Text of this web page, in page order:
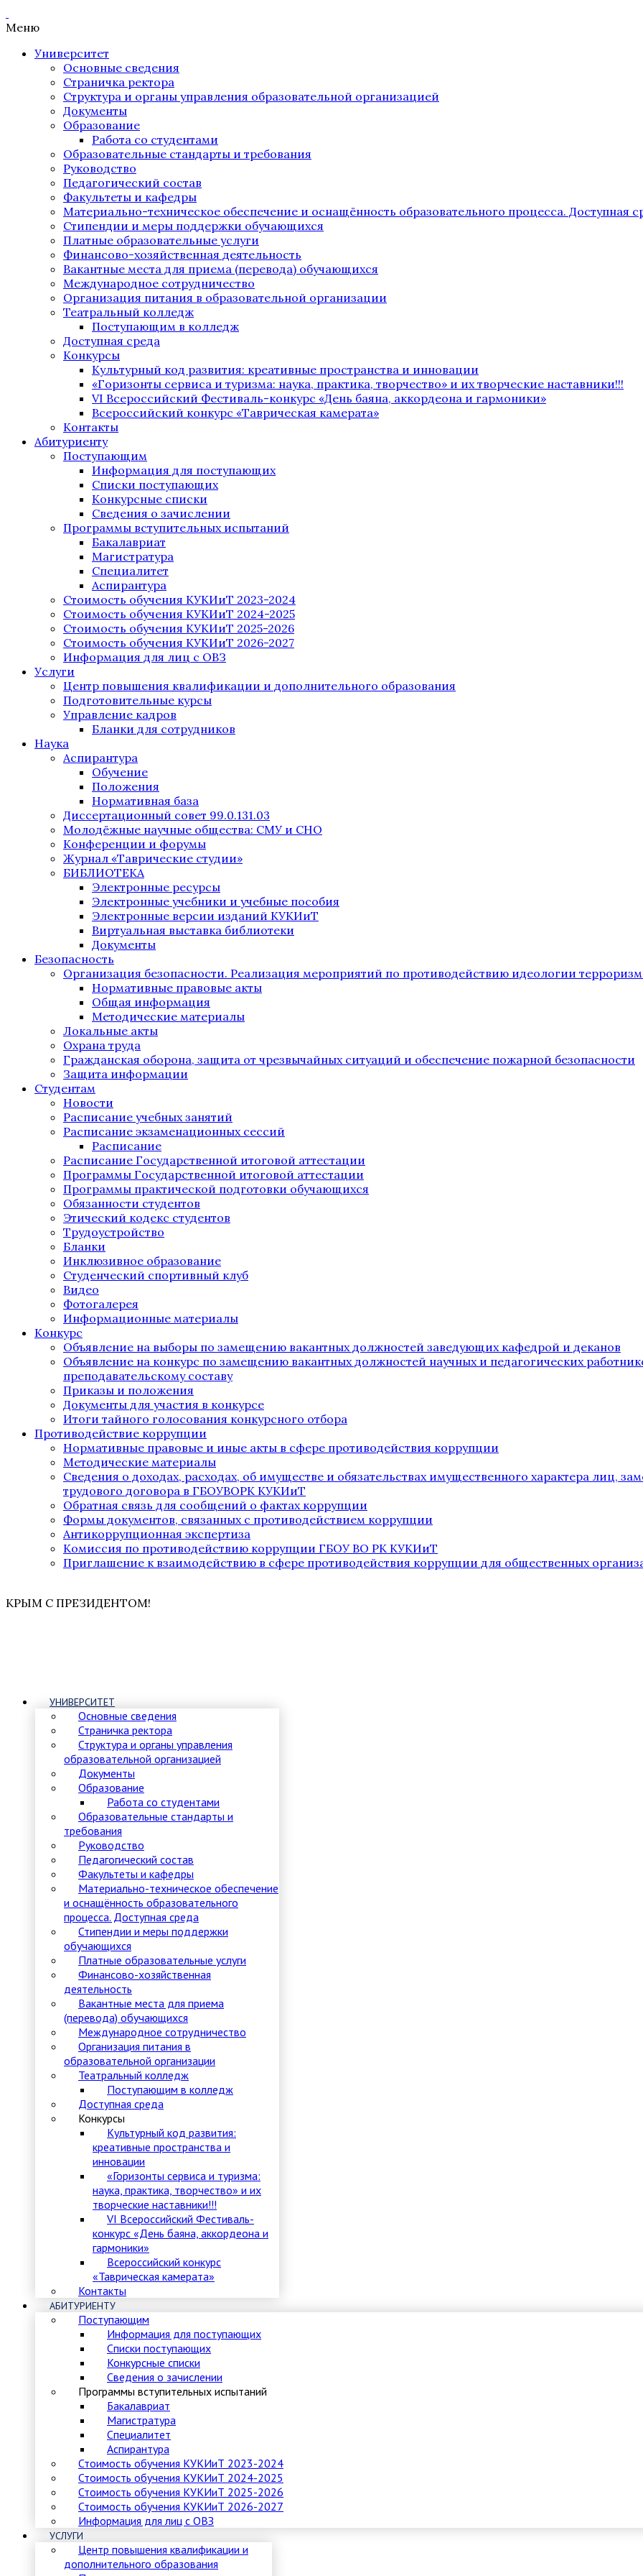
Меню
Университет
Основные сведения
Страничка ректора
Структура и органы управления образовательной организацией
Документы
Образование
Работа со студентами
Образовательные стандарты и требования
Руководство
Педагогический состав
Факультеты и кафедры
Материально-техническое обеспечение и оснащённость образовательного процесса. Доступная
Стипендии и меры поддержки обучающихся
Платные образовательные услуги
Финансово-хозяйственная деятельность
Вакантные места для приема (перевода) обучающихся
Международное сотрудничество
Организация питания в образовательной организации
Театральный колледж
Поступающим в колледж
Доступная среда
Конкурсы
Культурный код развития: креативные пространства и инновации
«Горизонты сервиса и туризма: наука, практика, творчество» и их творческие наставники!!!
VI Всероссийский Фестиваль-конкурс «День баяна, аккордеона и гармоники»
Всероссийский конкурс «Таврическая камерата»
Контакты
Абитуриенту
Поступающим
Информация для поступающих
Списки поступающих
Конкурсные списки
Сведения о зачислении
Программы вступительных испытаний
Бакалавриат
Магистратура
Специалитет
Аспирантура
Стоимость обучения КУКИиТ 2023-2024
Стоимость обучения КУКИиТ 2024-2025
Стоимость обучения КУКИиТ 2025-2026
Стоимость обучения КУКИиТ 2026-2027
Информация для лиц с ОВЗ
Услуги
Центр повышения квалификации и дополнительного образования
Подготовительные курсы
Управление кадров
Бланки для сотрудников
Наука
Аспирантура
Обучение
Положения
Нормативная база
Диссертационный совет 99.0.131.03
Молодёжные научные общества: СМУ и СНО
Конференции и форумы
Журнал «Таврические студии»
БИБЛИОТЕКА
Электронные ресурсы
Электронные учебники и учебные пособия
Электронные версии изданий КУКИиТ
Виртуальная выставка библиотеки
Документы
Безопасность
Организация безопасности. Реализация мероприятий по противодействию идеологии
Нормативные правовые акты
Общая информация
Методические материалы
Локальные акты
Охрана труда
Гражданская оборона, защита от чрезвычайных ситуаций и обеспечение пожарной безопасности
Защита информации
Студентам
Новости
Расписание учебных занятий
Расписание экзаменационных сессий
Расписание
Расписание Государственной итоговой аттестации
Программы Государственной итоговой аттестации
Программы практической подготовки обучающихся
Обязанности студентов
Этический кодекс студентов
Трудоустройство
Бланки
Инклюзивное образование
Студенческий спортивный клуб
Видео
Фотогалерея
Информационные материалы
Конкурс
Объявление на выборы по замещению вакантных должностей заведующих кафедрой и деканов
Объявление на конкурс по замещению вакантных должностей научных и педагогических
преподавательскому составу
Приказы и положения
Документы для участия в конкурсе
Итоги тайного голосования конкурсного отбора
Противодействие коррупции
Нормативные правовые и иные акты в сфере противодействия коррупции
Методические материалы
Сведения о доходах, расходах, об имуществе и обязательствах имущественного характера лиц,
трудового договора в ГБОУВОРК КУКИиТ
Обратная связь для сообщений о фактах коррупции
Формы документов, связанных с противодействием коррупции
Антикоррупционная экспертиза
Комиссия по противодействию коррупции ГБОУ ВО РК КУКИиТ
Приглашение к взаимодействию в сфере противодействия коррупции для общественных
КРЫМ С ПРЕЗИДЕНТОМ!
УНИВЕРСИТЕТ
Основные сведения
Страничка ректора
Структура и органы управления
образовательной организацией
Документы
Образование
Работа со студентами
Образовательные стандарты и
требования
Руководство
Педагогический состав
Факультеты и кафедры
Материально-техническое обеспечение
и оснащённость образовательного
процесса. Доступная среда
Стипендии и меры поддержки
обучающихся
Платные образовательные услуги
Финансово-хозяйственная
деятельность
Вакантные места для приема
(перевода) обучающихся
Международное сотрудничество
Организация питания в
образовательной организации
Театральный колледж
Поступающим в колледж
Доступная среда
Конкурсы
Культурный код развития:
креативные пространства и
инновации
«Горизонты сервиса и туризма:
наука, практика, творчество» и их
творческие наставники!!!
VI Всероссийский Фестиваль-
конкурс «День баяна, аккордеона и
гармоники»
Всероссийский конкурс
«Таврическая камерата»
Контакты
АБИТУРИЕНТУ
Поступающим
Информация для поступающих
Списки поступающих
Конкурсные списки
Сведения о зачислении
Программы вступительных испытаний
Бакалавриат
Магистратура
Специалитет
Аспирантура
Стоимость обучения КУКИиТ 2023-2024
Стоимость обучения КУКИиТ 2024-2025
Стоимость обучения КУКИиТ 2025-2026
Стоимость обучения КУКИиТ 2026-2027
Информация для лиц с ОВЗ
УСЛУГИ
Центр повышения квалификации и
дополнительного образования